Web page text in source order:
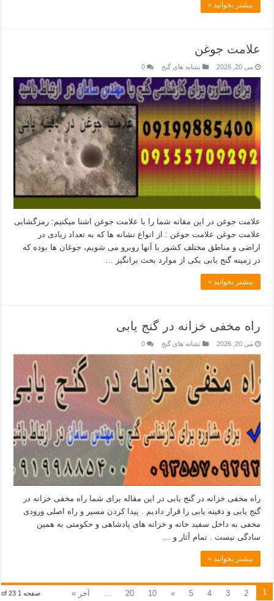
بیشتر بخوانید »
علامت جوغن
می 20, 2026 نشانه های گنج 0
علامت جوغن در این مقاته شما را با علامت جوغن اشنا میکنیم: رمزگشایی
علامت جوغن علامت جوغن : از انواع نشانه ها که به تعداد زیادی در
اراضی و مناطق مختلف کشور با آنها روبرو می شویم، جوغان ها بوده که
در زمینه گنج یابی یکی از موارد بحث برانگیز …
بیشتر بخوانید »
راه مخفی خزانه در گنج یابی
می 20, 2026 نشانه های گنج 0
راه مخفی خزانه در گنج یابی در این مقاله برای شما راه مخفی خزانه در
گنج یابی و دفینه یابی را قرار دادیم . پیدا کردن مسیر و راه اصلی ورودی
مخفی به داخل سفید خانه و خزانه های پادشاهی و حکومتی به همین
سادگی نیست . تمام آثار و …
بیشتر بخوانید »
صفحه 1 of 23 1
2
3
4
5
»
10
20 آخر »